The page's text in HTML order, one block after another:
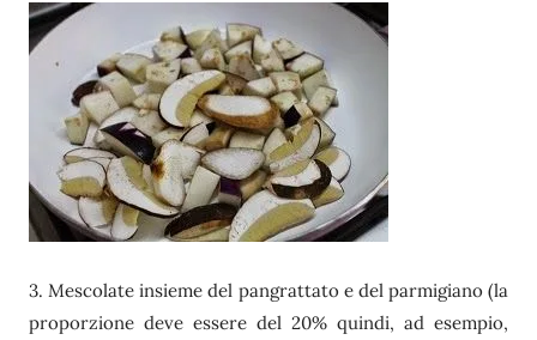
3. Mescolate insieme del pangrattato e del parmigiano (la
proporzione deve essere del 20% quindi, ad esempio,